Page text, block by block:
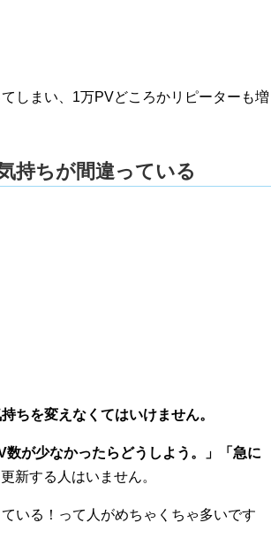
しまい、1万PVどころかリピーターも増
持ちが間違っている
ちを変えなくてはいけません。
数が少なかったらどうしよう。」「急に
新する人はいません。
いる！って人がめちゃくちゃ多いです